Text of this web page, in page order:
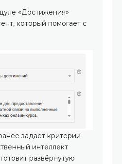
«Достижения»
который помогает с
задаёт критерии
интеллект
развёрнутую